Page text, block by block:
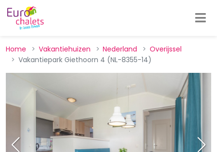
Home Vakantiehuizen Nederland
Overijssel
Vakantiepark Giethoorn 4 (NL-8355-14)